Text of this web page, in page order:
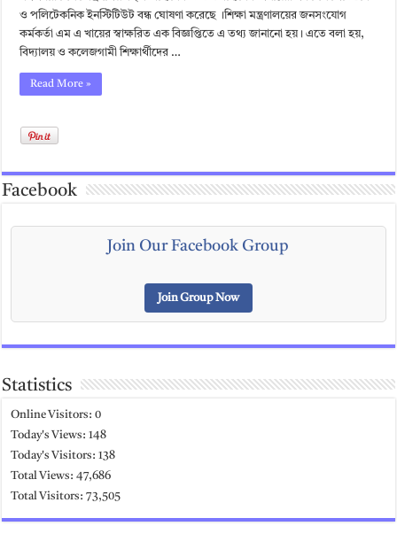
ও পলিটেকনিক ইনস্টিটিউট বন্ধ ঘোষণা করেছে ।শিক্ষা মন্ত্রণালয়ের জনসংযোগ
কর্মকর্তা এম এ খায়ের স্বাক্ষরিত এক বিজ্ঞপ্তিতে এ তথ্য জানানো হয়। এতে বলা হয়,
বিদ্যালয় ও কলেজগামী শিক্ষার্থীদের …
Read More »
Facebook
Join Our Facebook Group
Join Group Now
Statistics
Online Visitors:0
Today's Views:148
Today's Visitors:138
Total Views:47,686
Total Visitors:73,505